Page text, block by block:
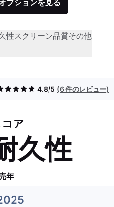
プションを見る
性スクリーン品質その他
4.8/5 (6 件のレビュー)
コア
久性
年